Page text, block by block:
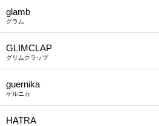
glamb
グラム
GLIMCLAP
グリムクラップ
guernika
ゲルニカ
HATRA